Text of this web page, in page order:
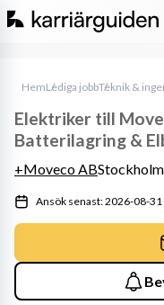
HemLediga jobbTeknik &
Elektriker till
Batterilagring &
+Moveco ABStockholm
Ansök senast: 2026-08-31